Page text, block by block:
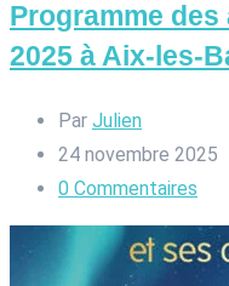
Programme des
2025 à Aix-les-
Par Julien
24 novembre 2025
0 Commentaires